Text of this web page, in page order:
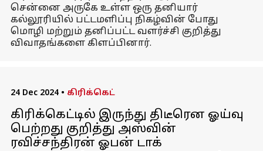
சென்னை அருகே உள்ள ஒரு தனியார்
கல்லூரியில் பட்டமளிப்பு நிகழ்வின் போது
மொழி மற்றும் தனிப்பட்ட வளர்ச்சி குறித்து
விவாதங்களை கிளப்பினார்.
24 Dec 2024 • கிரிக்கெட்
கிரிக்கெட்டில் இருந்து திடீரென ஓய்வு
பெற்றது குறித்து அஸ்வின்
ரவிச்சந்திரன் ஓபன் டாக்